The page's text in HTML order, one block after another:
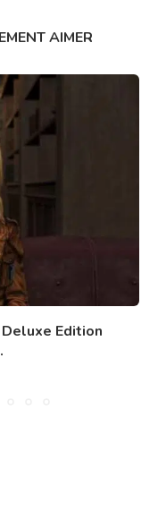
AIMER
Edition